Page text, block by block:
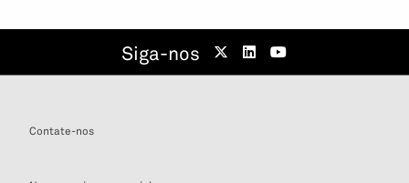
Siga-nos
Contate-nos